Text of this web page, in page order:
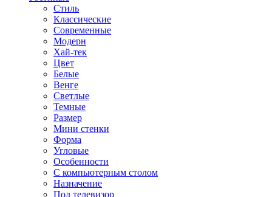
Стиль
Классические
Современные
Модерн
Хай-тек
Цвет
Белые
Венге
Светлые
Темные
Размер
Мини стенки
Форма
Угловые
Особенности
С компьютерным столом
Назначение
Под телевизор